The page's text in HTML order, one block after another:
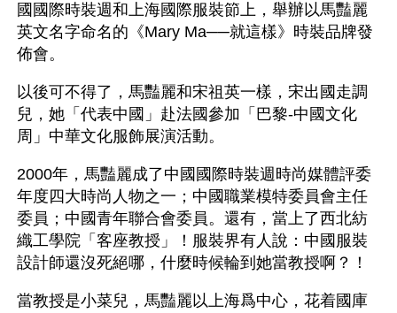
國國際時裝週和上海國際服裝節上，舉辦以馬豔麗
英文名字命名的《Mary Ma──就這樣》時裝品牌發
佈會。
以後可不得了，馬豔麗和宋祖英一樣，宋出國走調
兒，她「代表中國」赴法國參加「巴黎-中國文化
周」中華文化服飾展演活動。
2000年，馬豔麗成了中國國際時裝週時尚媒體評委
年度四大時尚人物之一；中國職業模特委員會主任
委員；中國青年聯合會委員。還有，當上了西北紡
織工學院「客座教授」！服裝界有人說：中國服裝
設計師還沒死絕哪，什麼時候輪到她當教授啊？！
當教授是小菜兒，馬豔麗以上海爲中心，花着國庫